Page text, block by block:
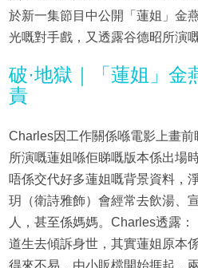
於新一集節目中公開「蓮姐」金
光嘅對手戲，又透露谷德昭所演
破·地獄｜「蓮姐」金
責
Charles因工作關係喺電影上畫
所演嘅蓮姐喺佢睇嘅版本係出場
唔係交代好多蓮姐嘅背景資料，
玥（衛詩雅飾）會經常去飲湯、
人，甚至係媽媽。Charles透露
道生去傾訴身世，其實蓮姐原本
得來不易，由小販檔開始捱起，